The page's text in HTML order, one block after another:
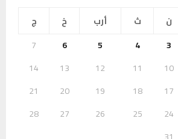
ن ث أرب خ
ج
3
4
5
6
7
10
11
12
13
14
17
18
19
20
21
24
25
26
27
28